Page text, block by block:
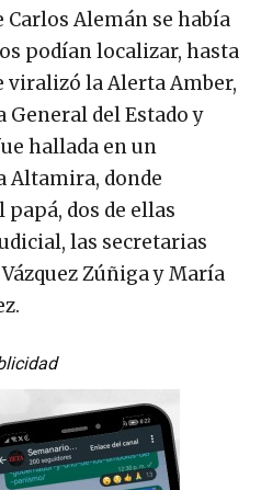
Carlos Alemán se había
podían localizar, hasta
viralizó la Alerta Amber,
General del Estado y
hallada en un
Altamira, donde
dos de ellas
las secretarias
Zúñiga y María